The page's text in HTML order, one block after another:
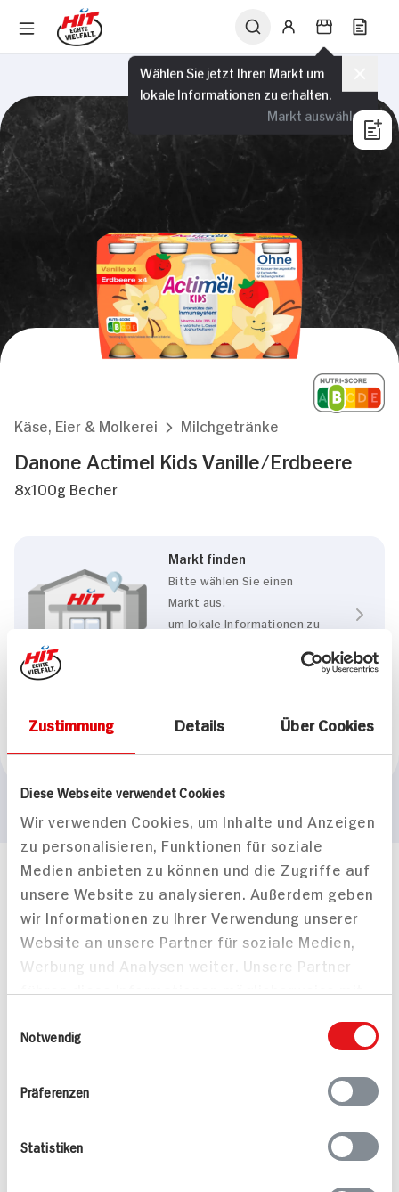
Zustimmung Details Über Cookies
Diese Webseite verwendet Cookies
Wir verwenden Cookies, um Inhalte und Anzeigen
zu personalisieren, Funktionen für soziale
Medien anbieten zu können und die Zugriffe auf
unsere Website zu analysieren. Außerdem geben
wir Informationen zu Ihrer Verwendung unserer
Website an unsere Partner für soziale Medien,
Werbung und Analysen weiter. Unsere Partner
bereitgestellt haben oder die sie im Rahmen
Notwendig
Präferenzen
Statistiken
Wählen Sie jetzt Ihren Markt um
lokale Informationen zu erhalten.
Markt auswählen
Käse, Eier & Molkerei Milchgetränke
Danone Actimel Kids Vanille/Erdbeere
8x100g Becher
Markt finden
Bitte wählen Sie einen
Markt aus,
um lokale Informationen zu
Mehr Informationen in unserem FAQ
kontakt
hit.de
Wir beantworten gerne Ihre Fragen
(0228) 42967 0
Folgen Sie uns auf TikTok
Angebote & Coupons
Rezepte